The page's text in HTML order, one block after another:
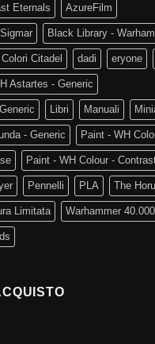
Eternals AzureFilm
Black Library -
Colori Citadel dadi eryone
Astartes - Generic
Libri Manuali
- Generic Paint - WH
Paint - WH Colour -
Pennelli PLA The
Limitata Warhammer 40.000